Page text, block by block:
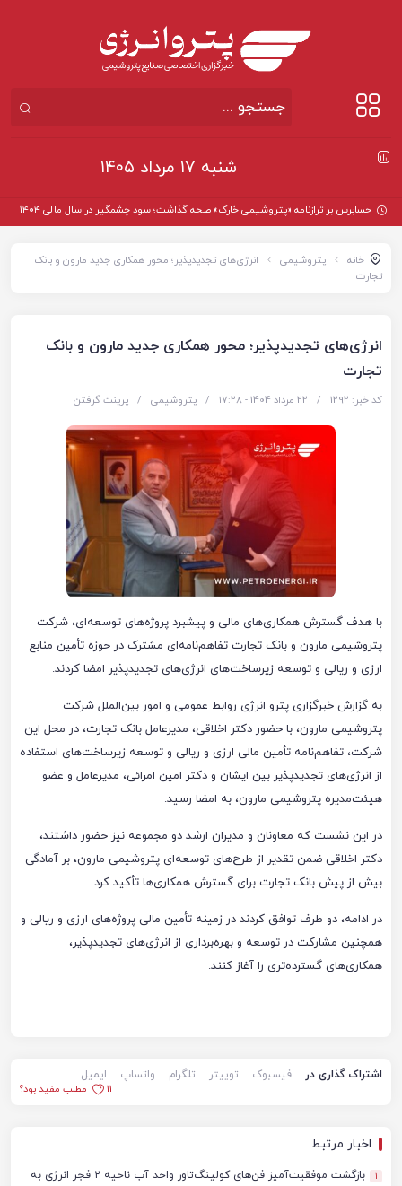
شنبه ۱۷ مرداد ۱۴۰۵
حسابرس بر ترازنامه «پتروشیمی خارک» صحه گذاشت؛ سود چشمگیر در سال مالی ۱۴۰۴
خانه پتروشیمی
انرژی‌های تجدیدپذیر؛ محور همکاری جدید مارون و بانک
تجارت
انرژی‌های تجدیدپذیر؛ محور همکاری جدید مارون و بانک
تجارت
کد خبر: 1292 / 22 مرداد 1404 - ۱۷:۲۸ / پتروشیمی / پرینت گرفتن
با هدف گسترش همکاری‌های مالی و پیشبرد پروژه‌های توسعه‌ای، شرکت
پتروشیمی مارون و بانک تجارت تفاهم‌نامه‌ای مشترک در حوزه تأمین منابع
ارزی و ریالی و توسعه زیرساخت‌های انرژی‌های تجدیدپذیر امضا کردند.
به گزارش خبرگزاری پترو انرژی روابط عمومی و امور بین‌الملل شرکت
پتروشیمی مارون، با حضور دکتر اخلاقی، مدیرعامل بانک تجارت، در محل این
شرکت، تفاهم‌نامه تأمین مالی ارزی و ریالی و توسعه زیرساخت‌های استفاده
از انرژی‌های تجدیدپذیر بین ایشان و دکتر امین امرائی، مدیرعامل و عضو
هیئت‌مدیره پتروشیمی مارون، به امضا رسید.
در این نشست که معاونان و مدیران ارشد دو مجموعه نیز حضور داشتند،
دکتر اخلاقی ضمن تقدیر از طرح‌های توسعه‌ای پتروشیمی مارون، بر آمادگی
بیش از پیش بانک تجارت برای گسترش همکاری‌ها تأکید کرد.
در ادامه، دو طرف توافق کردند در زمینه تأمین مالی پروژه‌های ارزی و ریالی و
همچنین مشارکت در توسعه و بهره‌برداری از انرژی‌های تجدیدپذیر،
همکاری‌های گسترده‌تری را آغاز کنند.
اشتراک گذاری در فیسبوک توییتر تلگرام واتساپ
ایمیل
11
مطلب مفید بود؟
اخبار مرتبط
1
بازگشت موفقیت‌آمیز فن‌های کولینگ‌تاور واحد آب ناحیه ۲ فجر انرژی به